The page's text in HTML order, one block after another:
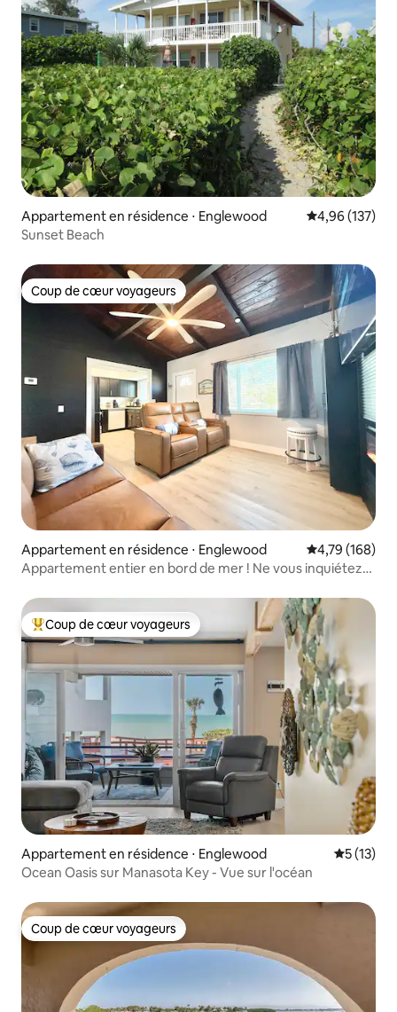
Appartement en résidence ⋅ Englewood Évaluation
4,96 (137)
Sunset Beach
Coup de cœur voyageurs
Coup de cœur voyageurs
Appartement en résidence ⋅ Englewood Évaluation
4,79 (168)
Appartement entier en bord de mer ! Ne vous inquiétez
Coups de cœur voyageurs les plus appréciés
Coup de cœur voyageurs
Appartement en résidence ⋅ Englewood
5 (13)
Ocean Oasis sur Manasota Key - Vue sur l'océan
Coup de cœur voyageurs
Coup de cœur voyageurs